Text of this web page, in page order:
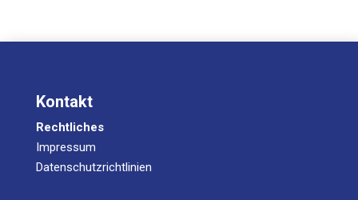
Kontakt
Rechtliches
Impressum
Datenschutzrichtlinien